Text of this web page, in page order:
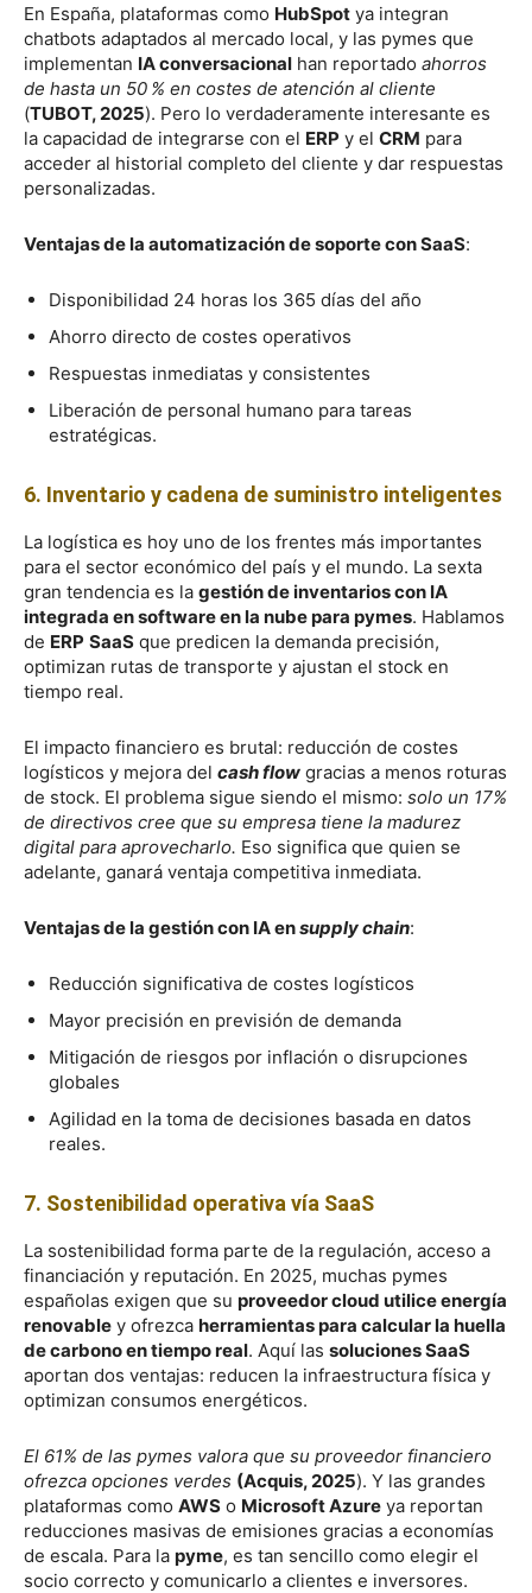
En España, plataformas como HubSpot ya integran
chatbots adaptados al mercado local, y las pymes que
implementan IA conversacional han reportado ahorros
de hasta un 50 % en costes de atención al cliente
(TUBOT, 2025). Pero lo verdaderamente interesante es
la capacidad de integrarse con el ERP y el CRM para
acceder al historial completo del cliente y dar respuestas
personalizadas.
Ventajas de la automatización de soporte con SaaS:
Disponibilidad 24 horas los 365 días del año
Ahorro directo de costes operativos
Respuestas inmediatas y consistentes
Liberación de personal humano para tareas
estratégicas.
6. Inventario y cadena de suministro inteligentes
La logística es hoy uno de los frentes más importantes
para el sector económico del país y el mundo. La sexta
gran tendencia es la gestión de inventarios con IA
integrada en software en la nube para pymes. Hablamos
de ERP SaaS que predicen la demanda precisión,
optimizan rutas de transporte y ajustan el stock en
tiempo real.
El impacto financiero es brutal: reducción de costes
logísticos y mejora del cash flow gracias a menos roturas
de stock. El problema sigue siendo el mismo: solo un 17%
de directivos cree que su empresa tiene la madurez
digital para aprovecharlo. Eso significa que quien se
adelante, ganará ventaja competitiva inmediata.
Ventajas de la gestión con IA ensupply chain:
Reducción significativa de costes logísticos
Mayor precisión en previsión de demanda
Mitigación de riesgos por inflación o disrupciones
globales
Agilidad en la toma de decisiones basada en datos
reales.
7. Sostenibilidad operativa vía SaaS
La sostenibilidad forma parte de la regulación, acceso a
financiación y reputación. En 2025, muchas pymes
españolas exigen que su proveedor cloud utilice energía
renovable y ofrezca herramientas para calcular la huella
de carbono en tiempo real. Aquí las soluciones SaaS
aportan dos ventajas: reducen la infraestructura física y
optimizan consumos energéticos.
El 61% de las pymes valora que su proveedor financiero
ofrezca opciones verdes (Acquis, 2025). Y las grandes
plataformas como AWS o Microsoft Azure ya reportan
reducciones masivas de emisiones gracias a economías
de escala. Para la pyme, es tan sencillo como elegir el
socio correcto y comunicarlo a clientes e inversores.